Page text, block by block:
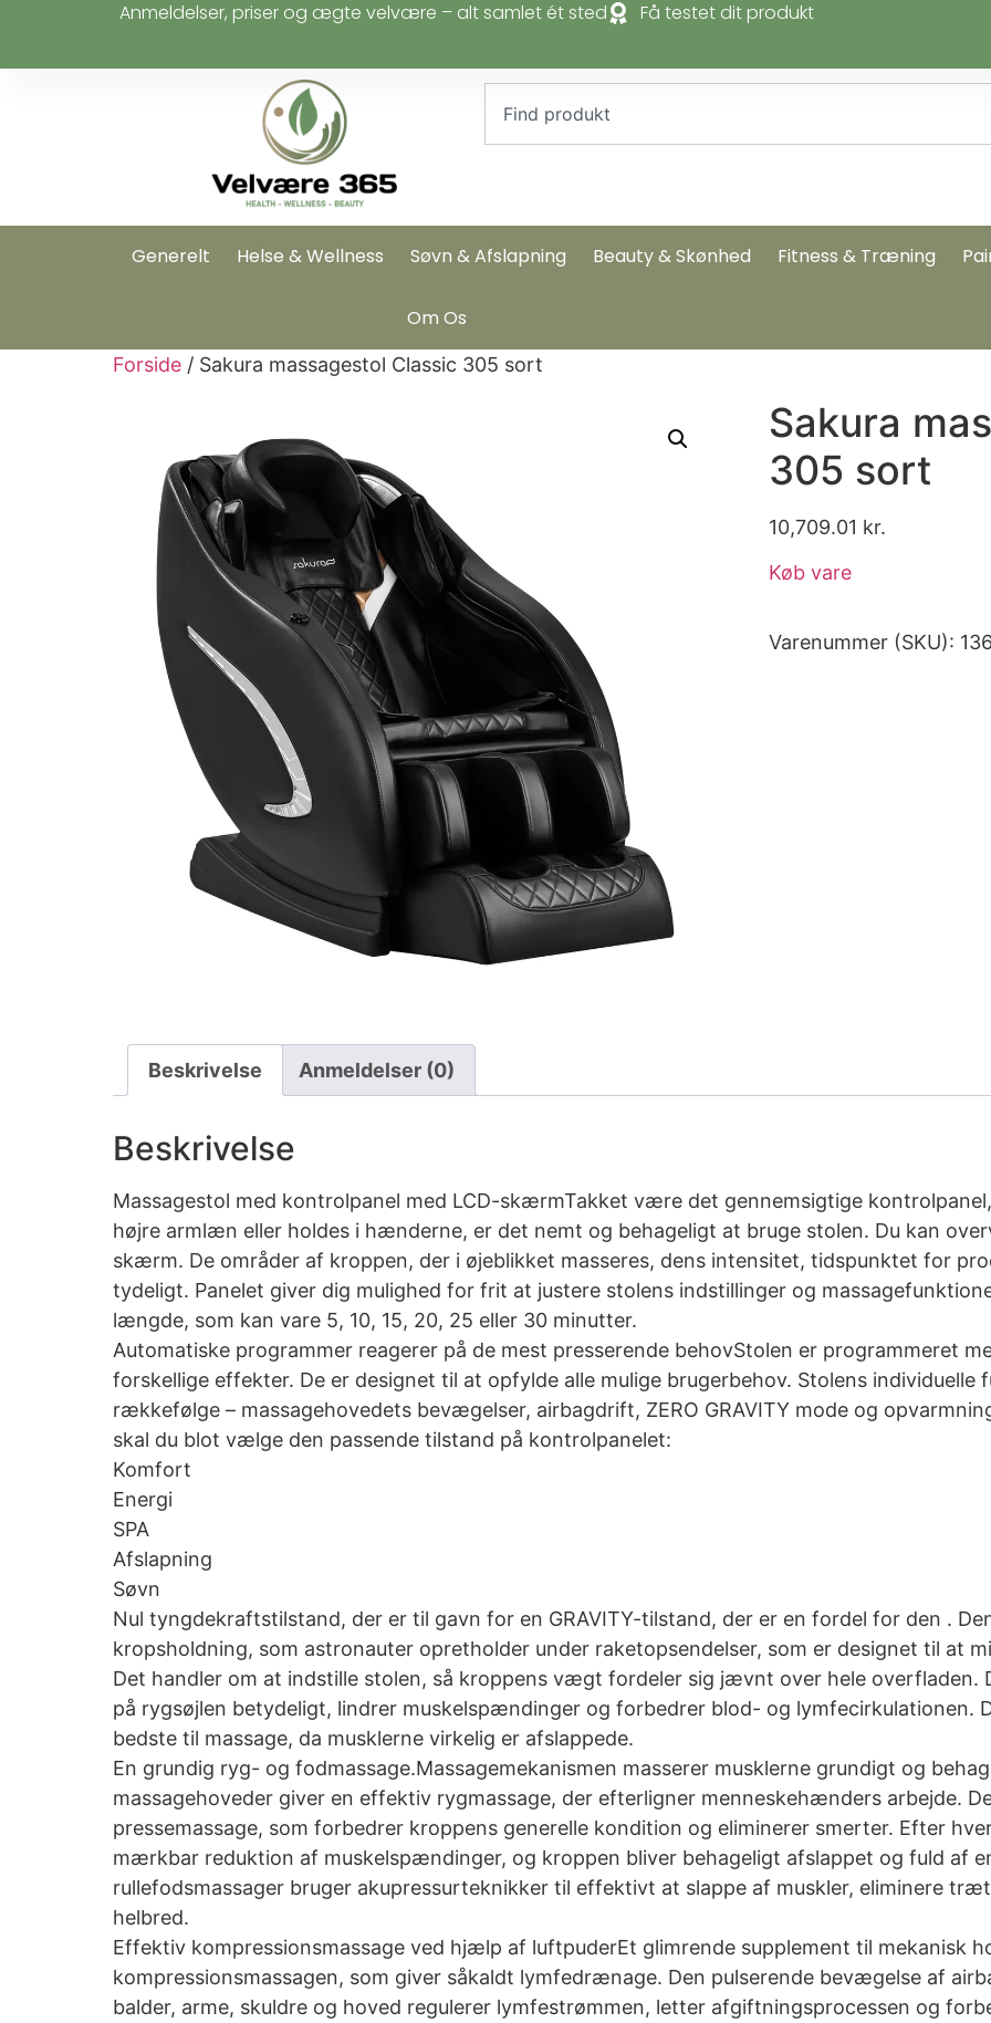
Anmeldelser, priser og ægte velvære – alt samlet ét sted Få testet dit produkt
Generelt Helse & Wellness Søvn & Afslapning Beauty & Skønhed Fitness & Træning
Om Os
Forside / Sakura massagestol Classic 305 sort
Sakura
305 sort
10,709.01 kr.
Køb vare
Varenummer (SKU):
Beskrivelse Anmeldelser (0)
Beskrivelse
Massagestol med kontrolpanel med LCD-skærmTakket være det gennemsigtige
højre armlæn eller holdes i hænderne, er det nemt og behageligt at bruge stolen. Du kan
skærm. De områder af kroppen, der i øjeblikket masseres, dens intensitet, tidspunktet for
tydeligt. Panelet giver dig mulighed for frit at justere stolens indstillinger og
længde, som kan vare 5, 10, 15, 20, 25 eller 30 minutter.
Automatiske programmer reagerer på de mest presserende behovStolen er programmeret
forskellige effekter. De er designet til at opfylde alle mulige brugerbehov. Stolens individuelle
rækkefølge – massagehovedets bevægelser, airbagdrift, ZERO GRAVITY mode og
skal du blot vælge den passende tilstand på kontrolpanelet:
Komfort
Energi
SPA
Afslapning
Søvn
Nul tyngdekraftstilstand, der er til gavn for en GRAVITY-tilstand, der er en fordel for den .
kropsholdning, som astronauter opretholder under raketopsendelser, som er designet til at
Det handler om at indstille stolen, så kroppens vægt fordeler sig jævnt over hele overfladen.
på rygsøjlen betydeligt, lindrer muskelspændinger og forbedrer blod- og lymfecirkulationen.
bedste til massage, da musklerne virkelig er afslappede.
En grundig ryg- og fodmassage.Massagemekanismen masserer musklerne grundigt og
massagehoveder giver en effektiv rygmassage, der efterligner menneskehænders arbejde.
pressemassage, som forbedrer kroppens generelle kondition og eliminerer smerter. Efter
mærkbar reduktion af muskelspændinger, og kroppen bliver behageligt afslappet og fuld af
rullefodsmassager bruger akupressurteknikker til effektivt at slappe af muskler, eliminere
helbred.
Effektiv kompressionsmassage ved hjælp af luftpuderEt glimrende supplement til mekanisk
kompressionsmassagen, som giver såkaldt lymfedrænage. Den pulserende bevægelse af
balder, arme, skuldre og hoved regulerer lymfestrømmen, letter afgiftningsprocessen og